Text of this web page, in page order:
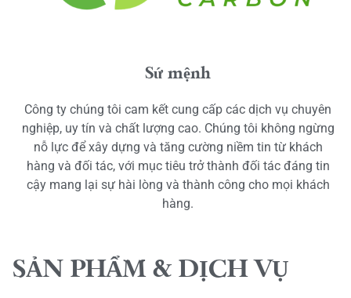
Sứ mệnh
Công ty chúng tôi cam kết cung cấp các dịch vụ chuyên
nghiệp, uy tín và chất lượng cao. Chúng tôi không ngừng
nỗ lực để xây dựng và tăng cường niềm tin từ khách
hàng và đối tác, với mục tiêu trở thành đối tác đáng tin
cậy mang lại sự hài lòng và thành công cho mọi khách
hàng.
SẢN PHẨM & DỊCH VỤ